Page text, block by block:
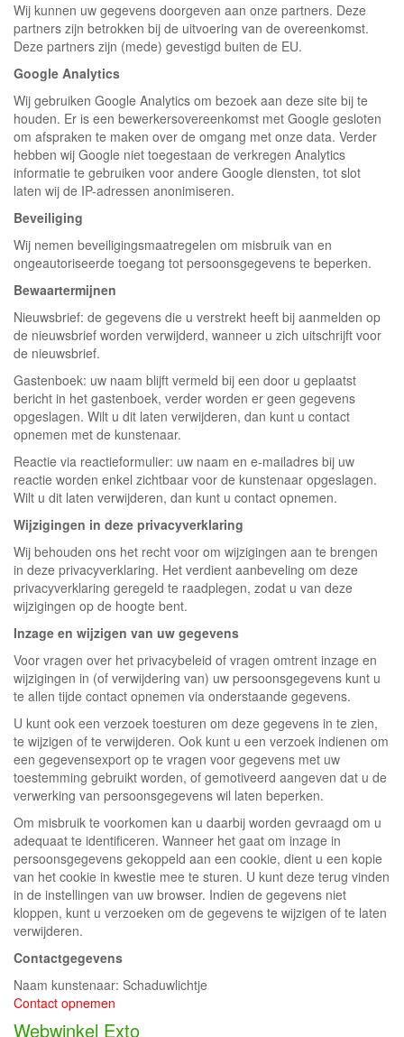
Wij kunnen uw gegevens doorgeven aan onze partners. Deze
partners zijn betrokken bij de uitvoering van de overeenkomst.
Deze partners zijn (mede) gevestigd buiten de EU.
Google Analytics
Wij gebruiken Google Analytics om bezoek aan deze site bij te
houden. Er is een bewerkersovereenkomst met Google gesloten
om afspraken te maken over de omgang met onze data. Verder
hebben wij Google niet toegestaan de verkregen Analytics
informatie te gebruiken voor andere Google diensten, tot slot
laten wij de IP-adressen anonimiseren.
Beveiliging
Wij nemen beveiligingsmaatregelen om misbruik van en
ongeautoriseerde toegang tot persoonsgegevens te beperken.
Bewaartermijnen
Nieuwsbrief: de gegevens die u verstrekt heeft bij aanmelden op
de nieuwsbrief worden verwijderd, wanneer u zich uitschrijft voor
de nieuwsbrief.
Gastenboek: uw naam blijft vermeld bij een door u geplaatst
bericht in het gastenboek, verder worden er geen gegevens
opgeslagen. Wilt u dit laten verwijderen, dan kunt u contact
opnemen met de kunstenaar.
Reactie via reactieformulier: uw naam en e-mailadres bij uw
reactie worden enkel zichtbaar voor de kunstenaar opgeslagen.
Wilt u dit laten verwijderen, dan kunt u contact opnemen.
Wijzigingen in deze privacyverklaring
Wij behouden ons het recht voor om wijzigingen aan te brengen
in deze privacyverklaring. Het verdient aanbeveling om deze
privacyverklaring geregeld te raadplegen, zodat u van deze
wijzigingen op de hoogte bent.
Inzage en wijzigen van uw gegevens
Voor vragen over het privacybeleid of vragen omtrent inzage en
wijzigingen in (of verwijdering van) uw persoonsgegevens kunt u
te allen tijde contact opnemen via onderstaande gegevens.
U kunt ook een verzoek toesturen om deze gegevens in te zien,
te wijzigen of te verwijderen. Ook kunt u een verzoek indienen om
een gegevensexport op te vragen voor gegevens met uw
toestemming gebruikt worden, of gemotiveerd aangeven dat u de
verwerking van persoonsgegevens wil laten beperken.
Om misbruik te voorkomen kan u daarbij worden gevraagd om u
adequaat te identificeren. Wanneer het gaat om inzage in
persoonsgegevens gekoppeld aan een cookie, dient u een kopie
van het cookie in kwestie mee te sturen. U kunt deze terug vinden
in de instellingen van uw browser. Indien de gegevens niet
kloppen, kunt u verzoeken om de gegevens te wijzigen of te laten
verwijderen.
Contactgegevens
Naam kunstenaar: Schaduwlichtje
Contact opnemen
Webwinkel Exto